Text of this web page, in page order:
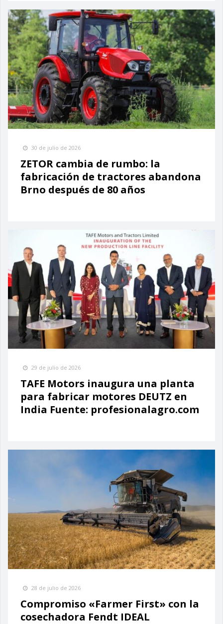
30 de julio de 2026
ZETOR cambia de rumbo: la
fabricación de tractores abandona
Brno después de 80 años
29 de julio de 2026
TAFE Motors inaugura una planta
para fabricar motores DEUTZ en
India Fuente: profesionalagro.com
28 de julio de 2026
Compromiso «Farmer First» con la
cosechadora Fendt IDEAL